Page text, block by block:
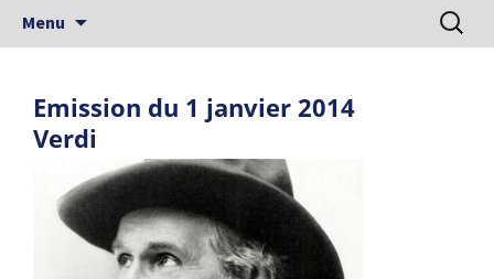
Menu
Emission du 1 janvier 2014
Verdi